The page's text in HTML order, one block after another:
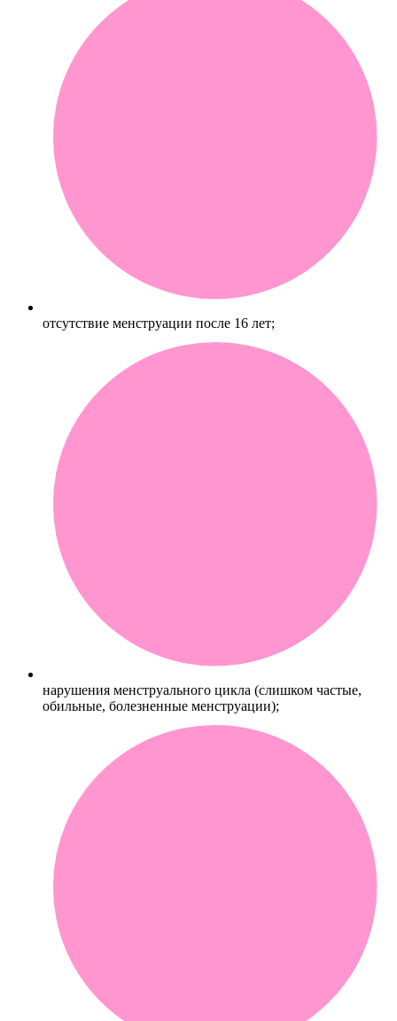
отсутствие менструации после 16 лет;
нарушения менструального цикла (слишком частые,
обильные, болезненные менструации);